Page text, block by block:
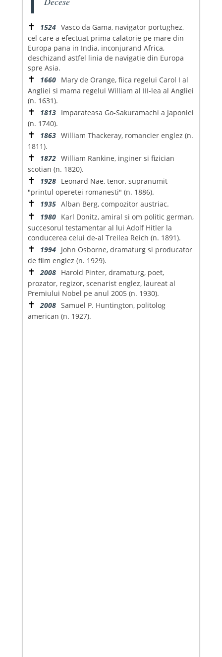
✝ 1524 Vasco da Gama, navigator portughez,
cel care a efectuat prima calatorie pe mare din
Europa pana in India, inconjurand Africa,
deschizand astfel linia de navigatie din Europa
spre Asia.
✝ 1660 Mary de Orange, fiica regelui Carol I al
Angliei si mama regelui William al III-lea al Angliei
(n. 1631).
✝ 1813 Imparateasa Go-Sakuramachi a Japoniei
(n. 1740).
✝ 1863 William Thackeray, romancier englez (n.
1811).
✝ 1872 William Rankine, inginer si fizician
scotian (n. 1820).
✝ 1928 Leonard Nae, tenor, supranumit
"printul operetei romanesti" (n. 1886).
✝ 1935 Alban Berg, compozitor austriac.
✝ 1980 Karl Donitz, amiral si om politic german,
succesorul testamentar al lui Adolf Hitler la
conducerea celui de-al Treilea Reich (n. 1891).
✝ 1994 John Osborne, dramaturg si producator
de film englez (n. 1929).
✝ 2008 Harold Pinter, dramaturg, poet,
prozator, regizor, scenarist englez, laureat al
Premiului Nobel pe anul 2005 (n. 1930).
✝ 2008 Samuel P. Huntington, politolog
american (n. 1927).